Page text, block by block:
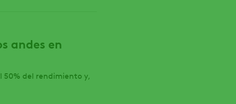
andes en
50% del rendimiento y,